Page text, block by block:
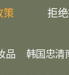
策 拒
品 韩国忠清